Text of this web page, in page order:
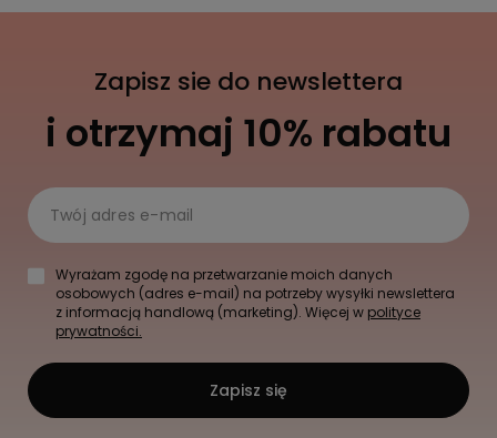
Zapisz sie do newslettera
i otrzymaj 10% rabatu
Twój adres e-mail
Wyrażam zgodę na przetwarzanie moich danych
osobowych (adres e-mail) na potrzeby wysyłki newslettera
z informacją handlową (marketing). Więcej w polityce
prywatności.
Zapisz się